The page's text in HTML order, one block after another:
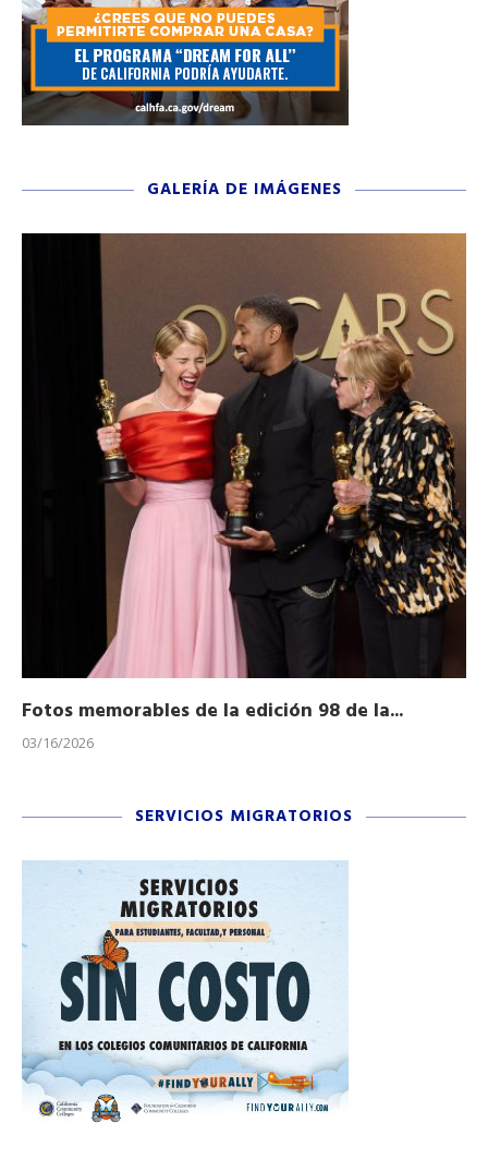
GALERÍA DE IMÁGENES
Fotos memorables de la edición 98 de la...
03/16/2026
SERVICIOS MIGRATORIOS